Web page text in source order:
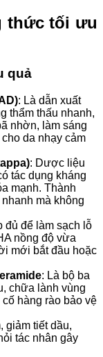
thức tối ưu
quả
: Là dẫn xuất
thẩm thấu nhanh,
nhờn, làm sáng
da nhạy cảm
: Dược liệu
tác dụng kháng
mạnh. Thành
mà không
đủ để làm sạch lỗ
nồng độ vừa
mới bắt đầu hoặc
: Là bộ ba
chữa lành vùng
hàng rào bảo vệ
giảm tiết dầu,
tác nhân gây